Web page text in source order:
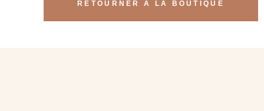
RETOURNER À LA BOUTIQUE